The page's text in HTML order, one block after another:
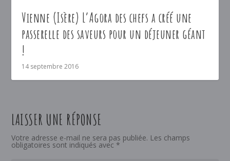
Vienne (Isère) L’Agora des chefs a créé une
passerelle des saveurs pour un déjeuner géant
!
14 septembre 2016
LAISSER UNE RÉPONSE
Votre adresse e-mail ne sera pas publiée. Les champs
obligatoires sont indiqués avec *